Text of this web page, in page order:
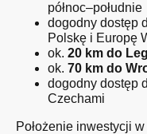
północ–południe
dogodny dostęp
Polskę i Europę
ok. 20 km do
ok. 70 km do
dogodny dostęp
Czechami
Położenie inwestycji